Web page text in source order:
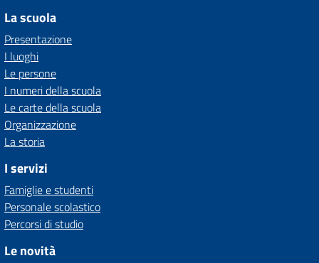
La scuola
Presentazione
I luoghi
Le persone
I numeri della scuola
Le carte della scuola
Organizzazione
La storia
I servizi
Famiglie e studenti
Personale scolastico
Percorsi di studio
Le novità